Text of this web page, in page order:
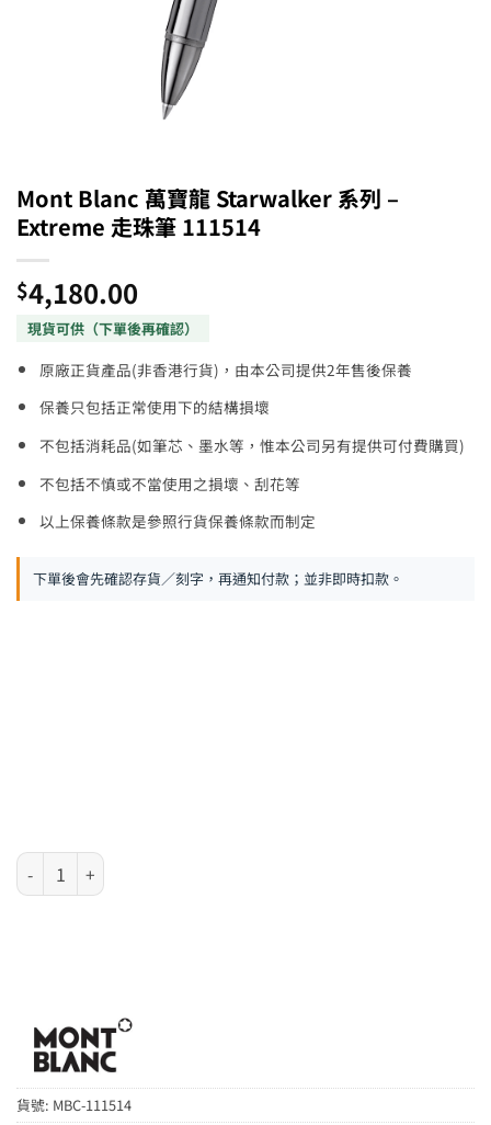
Mont Blanc 萬寶龍 Starwalker 系列 –
Extreme 走珠筆 111514
$4,180.00
原廠正貨產品(非香港行貨)，由本公司提供2年售後保養
保養只包括正常使用下的結構損壞
不包括消耗品(如筆芯、墨水等，惟本公司另有提供可付費購買)
不包括不慎或不當使用之損壞、刮花等
以上保養條款是參照行貨保養條款而制定
下單後會先確認存貨／刻字，再通知付款；並非即時扣款。
Mont Blanc 萬寶龍 Starwalker 系列 - Extreme 走珠筆 111514 數量
貨號: MBC-111514